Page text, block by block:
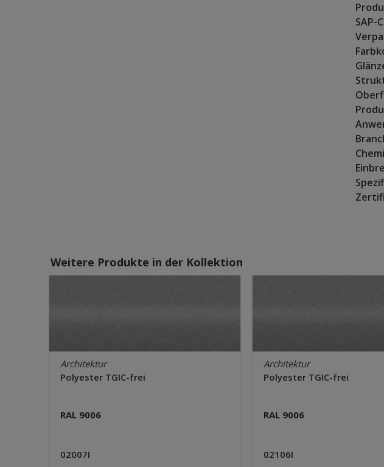
SAP-
Weitere Produkte in der Kollektion
Architektur
Polyester TGIC-frei
RAL 9006
02007I
Architektur
Polyester TGIC-frei
RAL 9006
02106I